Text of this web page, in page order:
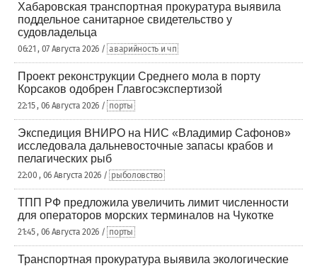
Хабаровская транспортная прокуратура выявила
поддельное санитарное свидетельство у
судовладельца
06:21 , 07 Августа 2026 / аварийность и чп
Проект реконструкции Среднего мола в порту
Корсаков одобрен Главгосэкспертизой
22:15 , 06 Августа 2026 / порты
Экспедиция ВНИРО на НИС «Владимир Сафонов»
исследовала дальневосточные запасы крабов и
пелагических рыб
22:00 , 06 Августа 2026 / рыболовство
ТПП РФ предложила увеличить лимит численности
для операторов морских терминалов на Чукотке
21:45 , 06 Августа 2026 / порты
Транспортная прокуратура выявила экологические